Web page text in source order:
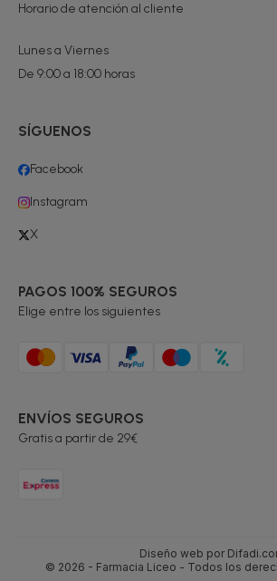
Horario de atención al cliente
Lunes a Viernes
De 9:00 a 18:00 horas
SÍGUENOS
Facebook
Instagram
X
PAGOS 100% SEGUROS
Elige entre los siguientes
ENVÍOS SEGUROS
Gratis a partir de 29€
© 2026 - Farmacia Liceo - Todos los
Diseño web por